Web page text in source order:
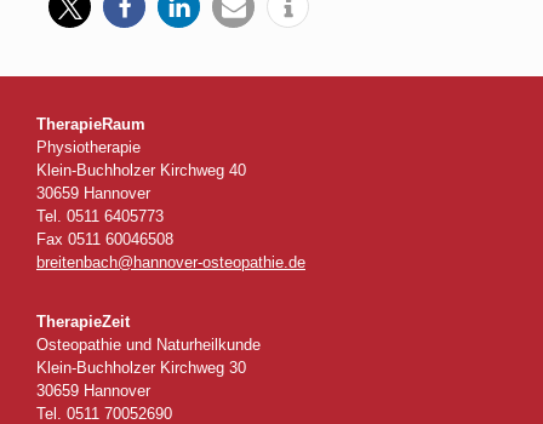
TherapieRaum
Physiotherapie
Klein-Buchholzer Kirchweg 40
30659 Hannover
Tel. 0511 6405773
Fax 0511 60046508
breitenbach@hannover-osteopathie.de
TherapieZeit
Osteopathie und Naturheilkunde
Klein-Buchholzer Kirchweg 30
30659 Hannover
Tel. 0511 70052690